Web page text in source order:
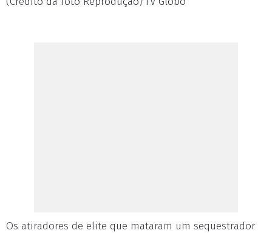
Os atiradores de elite que mataram um sequestrador